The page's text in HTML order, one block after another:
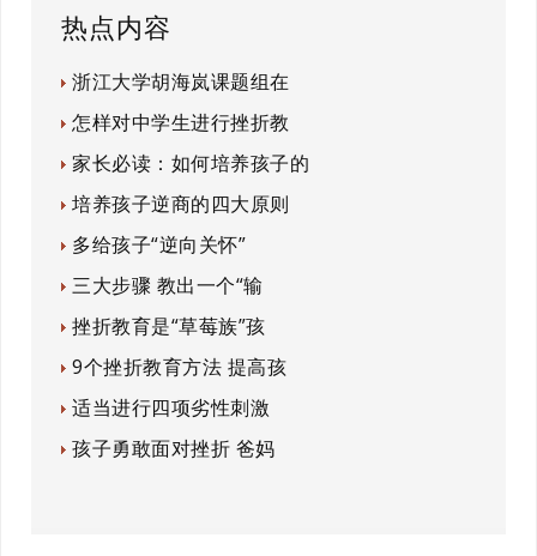
热点内容
浙江大学胡海岚课题组在
怎样对中学生进行挫折教
家长必读：如何培养孩子的
培养孩子逆商的四大原则
多给孩子“逆向关怀”
三大步骤 教出一个“输
挫折教育是“草莓族”孩
9个挫折教育方法 提高孩
适当进行四项劣性刺激
孩子勇敢面对挫折 爸妈